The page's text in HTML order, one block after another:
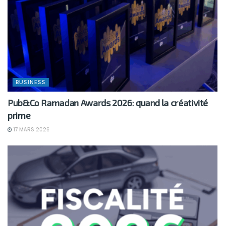
BUSINESS
Pub&Co Ramadan Awards 2026: quand la créativité
prime
17 MARS 2026